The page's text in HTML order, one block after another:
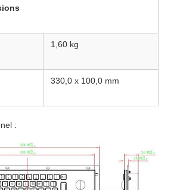
1,60 kg
330,0 x 100,0 mm
: